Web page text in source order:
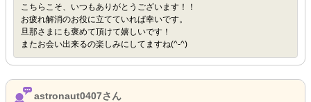
こちらこそ、いつもありがとうございます！！
お疲れ解消のお役に立てていれば幸いです。
旦那さまにも褒めて頂けて嬉しいです！
またお会い出来るの楽しみにしてますね(^-^)
astronaut0407さん